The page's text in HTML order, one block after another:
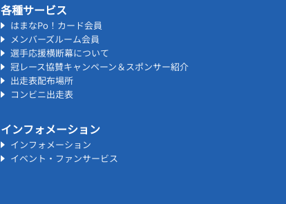
各種サービス
はまなPo！カード会員
メンバーズルーム会員
選手応援横断幕について
冠レース協賛キャンペーン＆スポンサー紹介
出走表配布場所
コンビニ出走表
インフォメーション
インフォメーション
イベント・ファンサービス